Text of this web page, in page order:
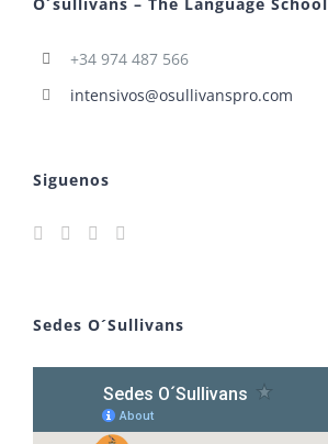
+34 974 487 566
intensivos@osullivanspro.com
Siguenos
Sedes O´Sullivans